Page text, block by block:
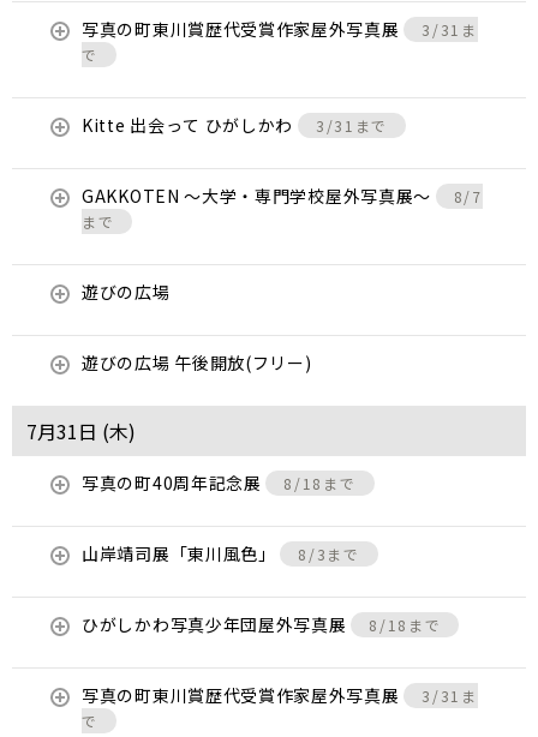
写真の町東川賞歴代受賞作家屋外写真展
3/31ま
で
Kitte 出会って ひがしかわ 3/31まで
GAKKOTEN ～大学・専門学校屋外写真展～
8/7
まで
遊びの広場
遊びの広場 午後開放(フリー)
7月31日 (木)
写真の町40周年記念展 8/18まで
山岸靖司展「東川風色」 8/3まで
ひがしかわ写真少年団屋外写真展 8/18まで
写真の町東川賞歴代受賞作家屋外写真展
3/31ま
で